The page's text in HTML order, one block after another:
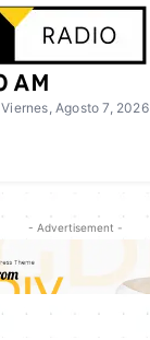
Viernes, Agosto 7, 2026
- Advertisement -